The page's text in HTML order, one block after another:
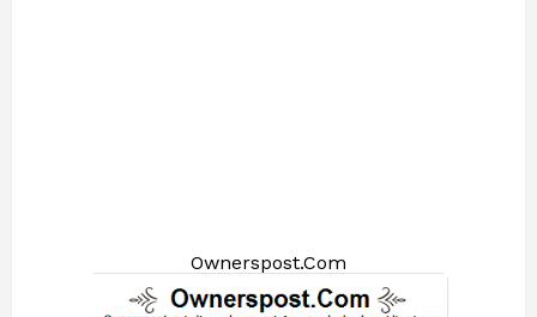
Ownerspost.Com